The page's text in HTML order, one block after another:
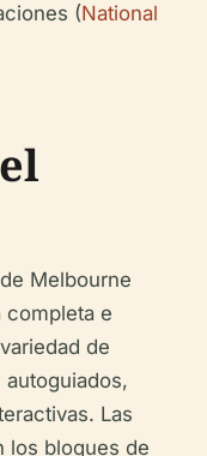
(National
Melbourne
completa e
de
Las
los bloques de